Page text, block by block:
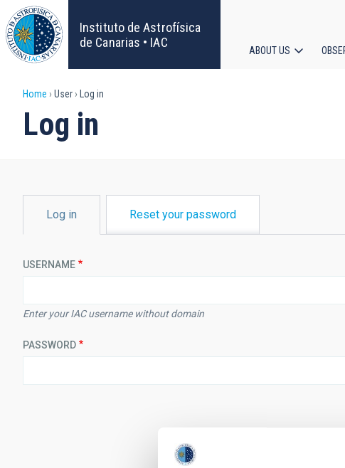
Skip
to
main
content
Instituto de Astrofísica
de Canarias • IAC
ABOUT US
Breadcrumb
Home User Log in
Log in
TABSLog in Reset your password
USERNAME
Enter your IAC username without domain
PASSWORD